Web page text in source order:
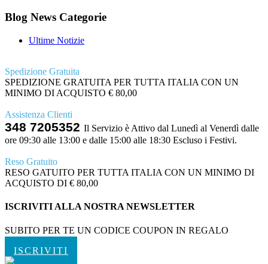
Blog News Categorie
Ultime Notizie
Spedizione Gratuita
SPEDIZIONE GRATUITA PER TUTTA ITALIA CON UN
MINIMO DI ACQUISTO € 80,00
Assistenza Clienti
348 7205352 Il Servizio è Attivo dal Lunedì al Venerdì dalle
ore 09:30 alle 13:00 e dalle 15:00 alle 18:30 Escluso i Festivi.
Reso Gratuito
RESO GATUITO PER TUTTA ITALIA CON UN MINIMO DI
ACQUISTO DI € 80,00
ISCRIVITI ALLA NOSTRA NEWSLETTER
SUBITO PER TE UN CODICE COUPON IN REGALO
ISCRIVITI